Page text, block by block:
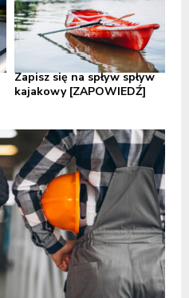
Zapisz się na spływ spływ
kajakowy [ZAPOWIEDŹ]